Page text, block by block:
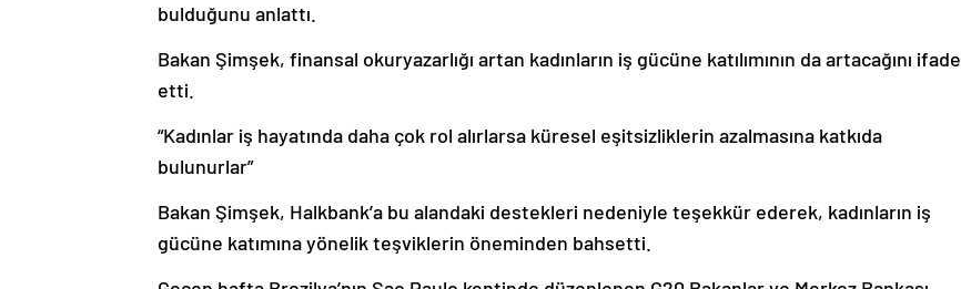
bulduğunu anlattı.
Bakan Şimşek, finansal okuryazarlığı artan kadınların iş gücüne katılımının da artacağını ifade
etti.
“Kadınlar iş hayatında daha çok rol alırlarsa küresel eşitsizliklerin azalmasına katkıda
bulunurlar”
Bakan Şimşek, Halkbank’a bu alandaki destekleri nedeniyle teşekkür ederek, kadınların iş
gücüne katımına yönelik teşviklerin öneminden bahsetti.